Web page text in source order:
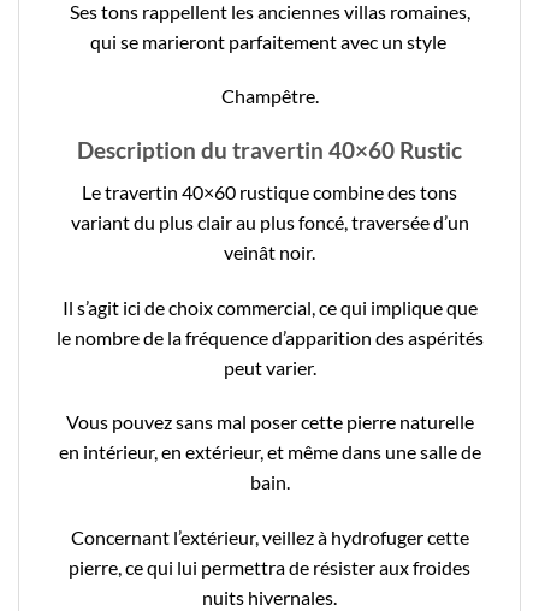
Ses tons rappellent les anciennes villas romaines,
qui se marieront parfaitement avec un style
Champêtre.
Description du travertin 40×60 Rustic
Le travertin 40×60 rustique combine des tons
variant du plus clair au plus foncé, traversée d’un
veinât noir.
Il s’agit ici de choix commercial, ce qui implique que
le nombre de la fréquence d’apparition des aspérités
peut varier.
Vous pouvez sans mal poser cette pierre naturelle
en intérieur, en extérieur, et même dans une salle de
bain.
Concernant l’extérieur, veillez à hydrofuger cette
pierre, ce qui lui permettra de résister aux froides
nuits hivernales.